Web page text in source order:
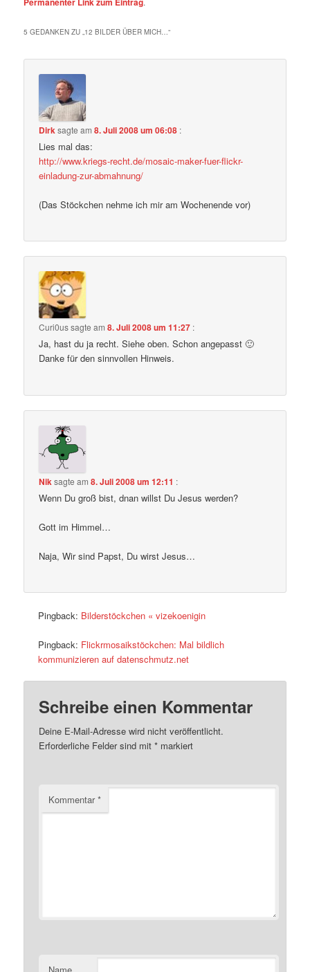
5 GEDANKEN ZU „ 12 BILDER ÜBER MICH…“
Dirksagte am8. Juli 2008 um 06:08 :
Lies mal das:
http://www.kriegs-recht.de/mosaic-maker-fuer-flickr-
einladung-zur-abmahnung/
(Das Stöckchen nehme ich mir am Wochenende vor)
Curi0ussagte am8. Juli 2008 um 11:27 :
Ja, hast du ja recht. Siehe oben. Schon angepasst 🙂
Danke für den sinnvollen Hinweis.
Niksagte am8. Juli 2008 um 12:11 :
Wenn Du groß bist, dnan willst Du Jesus werden?
Gott im Himmel…
Naja, Wir sind Papst, Du wirst Jesus…
Pingback: Bilderstöckchen « vizekoenigin
Pingback: Flickrmosaikstöckchen: Mal bildlich
kommunizieren auf datenschmutz.net
Schreibe einen Kommentar
Deine E-Mail-Adresse wird nicht veröffentlicht.
Erforderliche Felder sind mit* markiert
Kommentar*